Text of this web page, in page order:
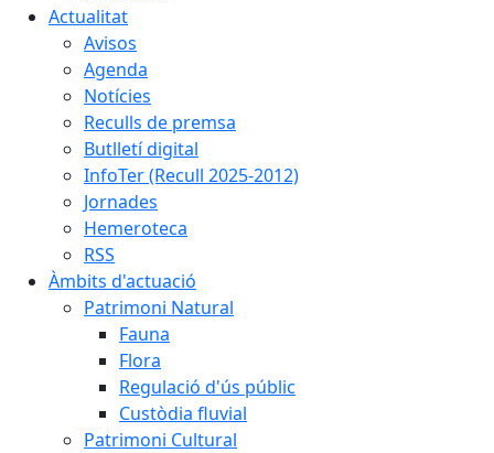
Actualitat
Avisos
Agenda
Notícies
Reculls de premsa
Butlletí digital
InfoTer (Recull 2025-2012)
Jornades
Hemeroteca
RSS
Àmbits d'actuació
Patrimoni Natural
Fauna
Flora
Regulació d'ús públic
Custòdia fluvial
Patrimoni Cultural